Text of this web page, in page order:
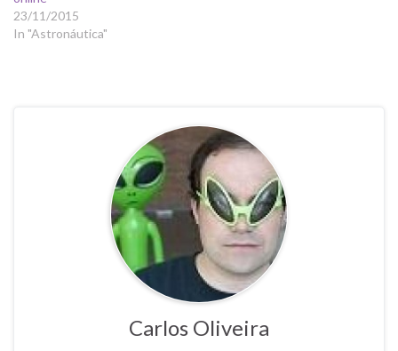
23/11/2015
In "Astronáutica"
Carlos Oliveira